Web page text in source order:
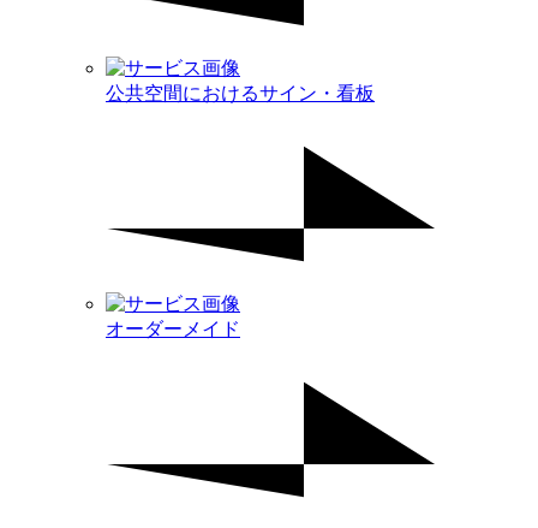
公共空間におけるサイン・看板
オーダーメイド